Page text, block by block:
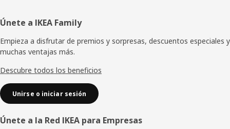
Pie
de
página
Únete a IKEA Family
Empieza a disfrutar de premios y sorpresas, descuentos especiales y
muchas ventajas más.
Descubre todos los beneficios
Unirse o iniciar sesión
Únete a la Red IKEA para Empresas